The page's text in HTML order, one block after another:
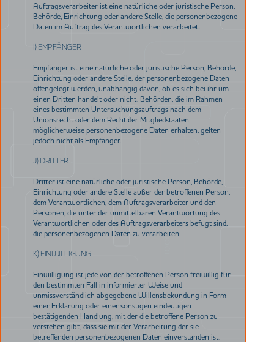
Auftragsverarbeiter ist eine natürliche oder juristische Person,
Behörde, Einrichtung oder andere Stelle, die personenbezogene
Daten im Auftrag des Verantwortlichen verarbeitet.
I) EMPFÄNGER
Empfänger ist eine natürliche oder juristische Person, Behörde,
Einrichtung oder andere Stelle, der personenbezogene Daten
offengelegt werden, unabhängig davon, ob es sich bei ihr um
einen Dritten handelt oder nicht. Behörden, die im Rahmen
eines bestimmten Untersuchungsauftrags nach dem
Unionsrecht oder dem Recht der Mitgliedstaaten
möglicherweise personenbezogene Daten erhalten, gelten
jedoch nicht als Empfänger.
J) DRITTER
Dritter ist eine natürliche oder juristische Person, Behörde,
Einrichtung oder andere Stelle außer der betroffenen Person,
dem Verantwortlichen, dem Auftragsverarbeiter und den
Personen, die unter der unmittelbaren Verantwortung des
Verantwortlichen oder des Auftragsverarbeiters befugt sind,
die personenbezogenen Daten zu verarbeiten.
K) EINWILLIGUNG
Einwilligung ist jede von der betroffenen Person freiwillig für
den bestimmten Fall in informierter Weise und
unmissverständlich abgegebene Willensbekundung in Form
einer Erklärung oder einer sonstigen eindeutigen
bestätigenden Handlung, mit der die betroffene Person zu
verstehen gibt, dass sie mit der Verarbeitung der sie
betreffenden personenbezogenen Daten einverstanden ist.